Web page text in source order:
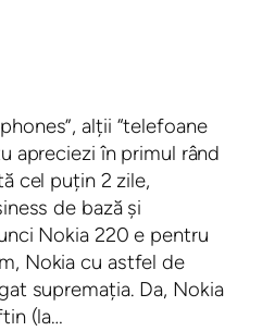
alții “telefoane
apreciezi în primul rând
cel puțin 2 zile,
de bază și
Nokia 220 e pentru
Nokia cu astfel de
supremația. Da, Nokia
(la…